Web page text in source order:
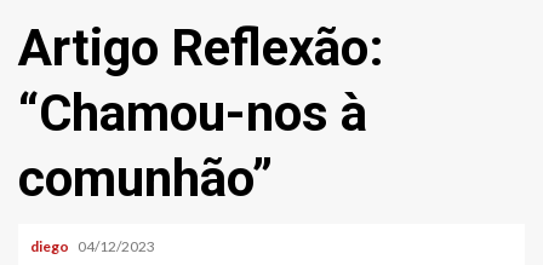
Artigo Reflexão:
“Chamou-nos à
comunhão”
diego 04/12/2023